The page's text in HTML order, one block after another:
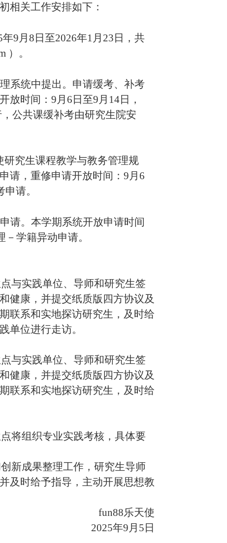
相关工作安排如下：
9月8日至2026年1月23日，共
）。
系统中提出。申请缓考、补考
放时间：9月6日至9月14日，
公共课缓补考由研究生院安
究生课程教学与教务管理规
请，重修申请开放时间：9月6
请。
请。本学期系统开放申请时间
学籍异动申请。
与实践单位、导师和研究生签
健康，并提交纸质版四方协议及
联系和实地探访研究生，及时给
单位进行走访。
与实践单位、导师和研究生签
健康，并提交纸质版四方协议及
联系和实地探访研究生，及时给
将组织专业实践考核，具体要
新成果整理工作，研究生导师
及时给予指导，主动开展思想教
fun88乐天使
2025年9月5日